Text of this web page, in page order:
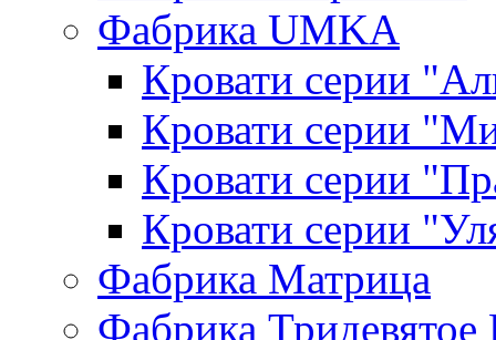
Фабрика UMKA
Кровати серии
Кровати серии
Кровати серии
Кровати серии
Фабрика Матрица
Фабрика Тридевятое